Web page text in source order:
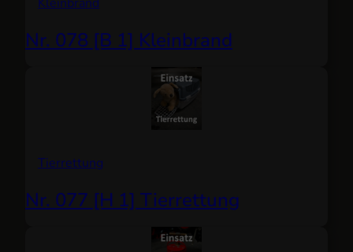
Nr. 078 [B 1] Kleinbrand
Tierrettung
Nr. 077 [H 1] Tierrettung